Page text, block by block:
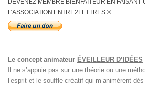
DEVENEZ MEMBRE BIENFAITEUR EN FAISANT
L’ASSOCIATION ENTRE2LETTRES ®
Le concept animateur ÉVEILLEUR D’IDÉES
Il ne s’appuie pas sur une théorie ou une
l’esprit et le souffle créatif qui m’animèrent dès